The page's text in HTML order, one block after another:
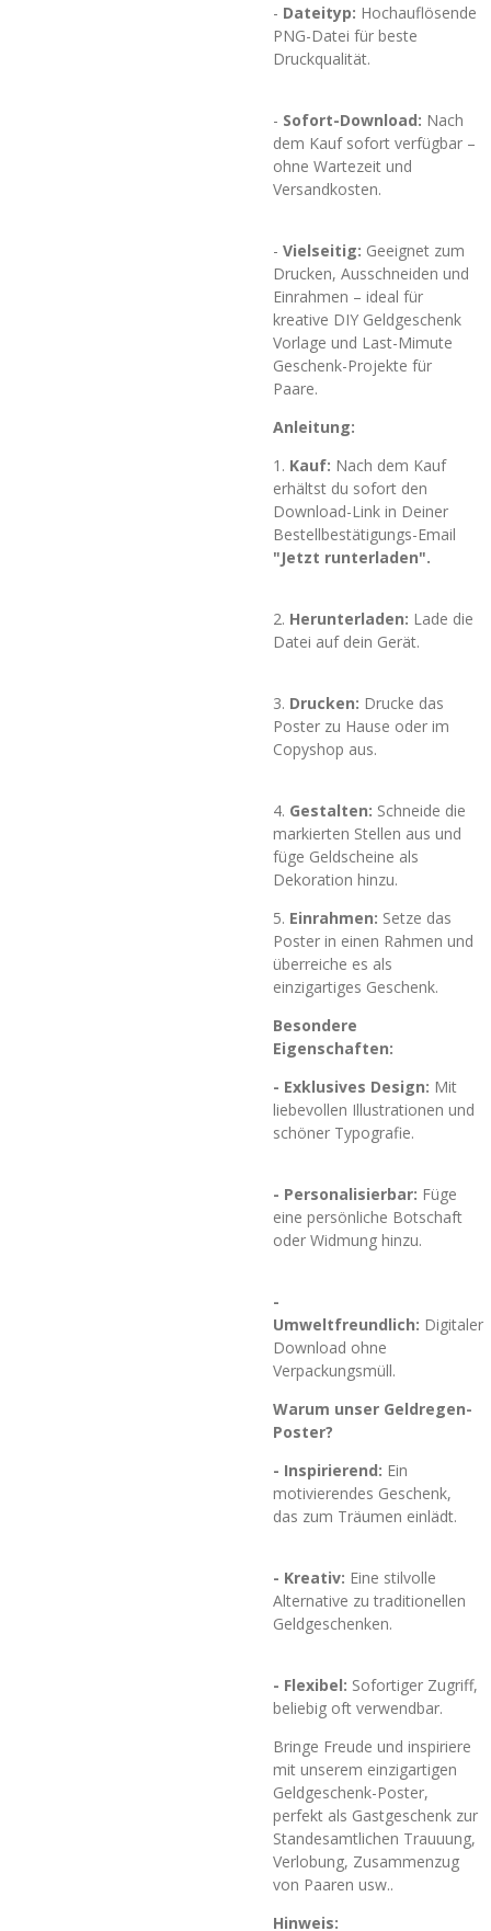
- Dateityp: Hochauflösende
PNG-Datei für beste
Druckqualität.
- Sofort-Download: Nach
dem Kauf sofort verfügbar –
ohne Wartezeit und
Versandkosten.
- Vielseitig: Geeignet zum
Drucken, Ausschneiden und
Einrahmen – ideal für
kreative DIY Geldgeschenk
Vorlage und Last-Mimute
Geschenk-Projekte für
Paare.
Anleitung:
1. Kauf: Nach dem Kauf
erhältst du sofort den
Download-Link in Deiner
Bestellbestätigungs-Email
"Jetzt runterladen".
2. Herunterladen: Lade die
Datei auf dein Gerät.
3. Drucken: Drucke das
Poster zu Hause oder im
Copyshop aus.
4. Gestalten: Schneide die
markierten Stellen aus und
füge Geldscheine als
Dekoration hinzu.
5. Einrahmen: Setze das
Poster in einen Rahmen und
überreiche es als
einzigartiges Geschenk.
Besondere
Eigenschaften:
- Exklusives Design: Mit
liebevollen Illustrationen und
schöner Typografie.
- Personalisierbar: Füge
eine persönliche Botschaft
oder Widmung hinzu.
-
Umweltfreundlich: Digitaler
Download ohne
Verpackungsmüll.
Warum unser Geldregen-
Poster?
- Inspirierend: Ein
motivierendes Geschenk,
das zum Träumen einlädt.
- Kreativ: Eine stilvolle
Alternative zu traditionellen
Geldgeschenken.
- Flexibel: Sofortiger Zugriff,
beliebig oft verwendbar.
Bringe Freude und inspiriere
mit unserem einzigartigen
Geldgeschenk-Poster,
perfekt als Gastgeschenk zur
Standesamtlichen Trauuung,
Verlobung, Zusammenzug
von Paaren usw..
Hinweis: